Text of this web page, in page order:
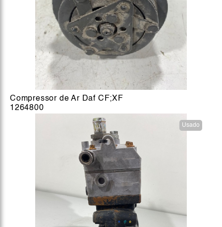
Compressor de Ar Daf CF;XF
1264800
Usado